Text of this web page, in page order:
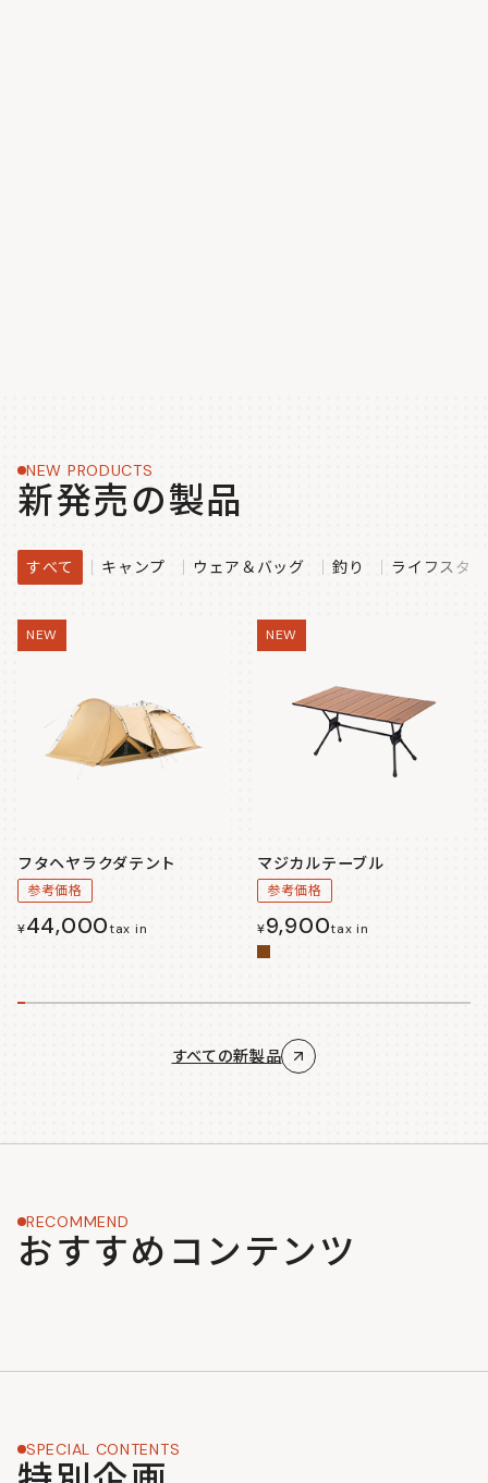
NEW PRODUCTS
新発売の製品
すべて キャンプ ウェア＆バッグ 釣り ライフスタ
NEW
フタヘヤラクダテント
参考価格
¥44,000tax in
NEW
マジカルテーブル
参考価格
¥9,900tax in
すべての新製品
RECOMMEND
おすすめコンテンツ
SPECIAL CONTENTS